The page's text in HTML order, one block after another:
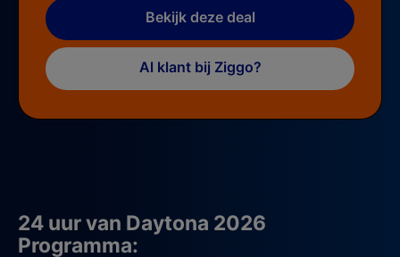
Bekijk deze deal
Al klant bij Ziggo?
24 uur van Daytona 2026
Programma: